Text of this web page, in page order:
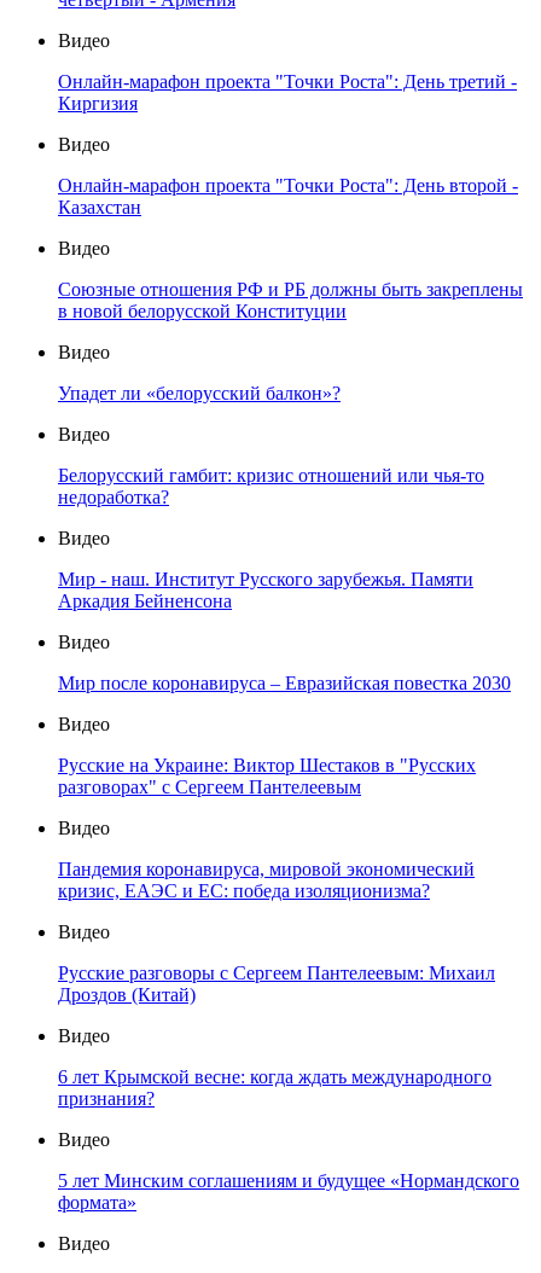
Видео
Онлайн-марафон проекта "Точки Роста": День третий -
Киргизия
Видео
Онлайн-марафон проекта "Точки Роста": День второй -
Казахстан
Видео
Союзные отношения РФ и РБ должны быть закреплены
в новой белорусской Конституции
Видео
Упадет ли «белорусский балкон»?
Видео
Белорусский гамбит: кризис отношений или чья-то
недоработка?
Видео
Мир - наш. Институт Русского зарубежья. Памяти
Аркадия Бейненсона
Видео
Мир после коронавируса – Евразийская повестка 2030
Видео
Русские на Украине: Виктор Шестаков в "Русских
разговорах" с Сергеем Пантелеевым
Видео
Пандемия коронавируса, мировой экономический
кризис, ЕАЭС и ЕС: победа изоляционизма?
Видео
Русские разговоры с Сергеем Пантелеевым: Михаил
Дроздов (Китай)
Видео
6 лет Крымской весне: когда ждать международного
признания?
Видео
5 лет Минским соглашениям и будущее «Нормандского
формата»
Видео